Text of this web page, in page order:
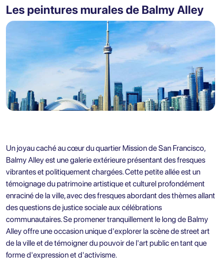
Les peintures murales de Balmy Alley
Un joyau caché au cœur du quartier Mission de San Francisco,
Balmy Alley est une galerie extérieure présentant des fresques
vibrantes et politiquement chargées. Cette petite allée est un
témoignage du patrimoine artistique et culturel profondément
enraciné de la ville, avec des fresques abordant des thèmes allant
des questions de justice sociale aux célébrations
communautaires. Se promener tranquillement le long de Balmy
Alley offre une occasion unique d'explorer la scène de street art
de la ville et de témoigner du pouvoir de l'art public en tant que
forme d'expression et d'activisme.